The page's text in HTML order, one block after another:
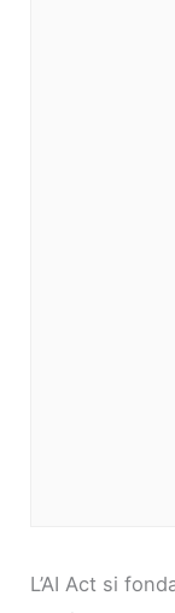
L’AI Act si